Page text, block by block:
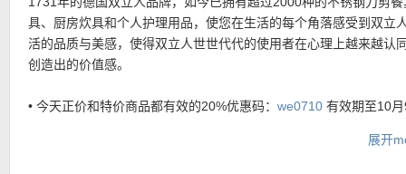
具、厨房炊具和个人护理用品，使您在生活的每个角落感受到双立
活的品质与美感，使得双立人世世代代的使用者在心理上越来越认
创造出的价值感。
• 今天正价和特价商品都有效的20%优惠码： we0710 有效期至10
• 邮费：每单4.95欧。14天内可免费退货，退货单在包裹内，直接
展开